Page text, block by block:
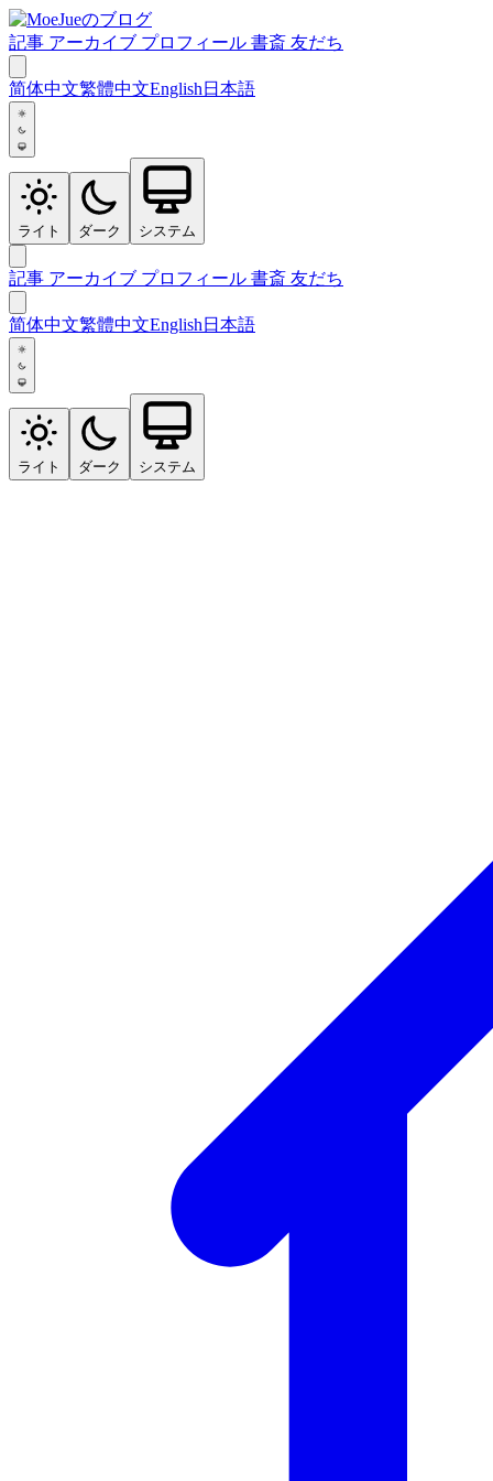
記事 アーカイブ プロフィール 書斎 友だち
简体中文繁體中文English 日本語
ライト ダーク システム
記事 アーカイブ プロフィール 書斎 友だち
简体中文繁體中文English 日本語
ライト ダーク システム